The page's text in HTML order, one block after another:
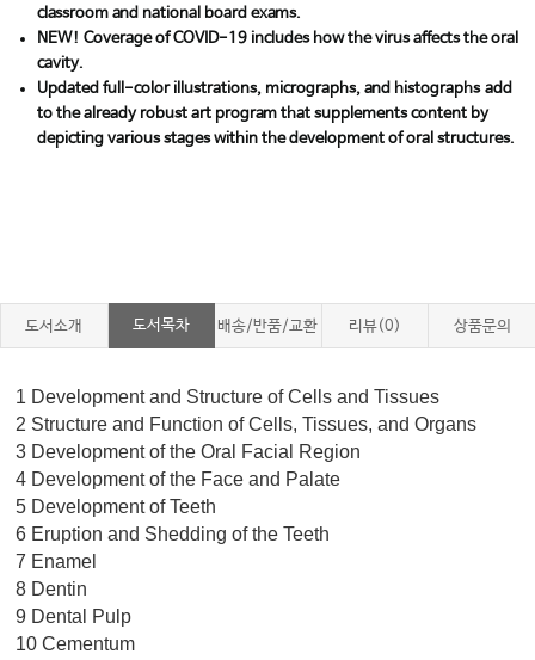
classroom and national board exams.
NEW! Coverage of COVID-19 includes how the virus affects the oral
cavity.
Updated full-color illustrations, micrographs, and histographsadd
to the already robust art program that supplements content by
depicting various stages within the development of oral structures.
도서소개 도서목차 배송/반품/교환 리뷰(0) 상품문의
1 Development and Structure of Cells and Tissues
2 Structure and Function of Cells, Tissues, and Organs
3 Development of the Oral Facial Region
4 Development of the Face and Palate
5 Development of Teeth
6 Eruption and Shedding of the Teeth
7 Enamel
8 Dentin
9 Dental Pulp
10 Cementum